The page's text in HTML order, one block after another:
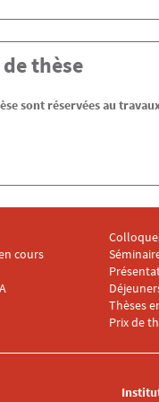
thèse
sont réservées au
cours
Menu
Thèses
Prix de